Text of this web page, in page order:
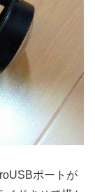
ポートが